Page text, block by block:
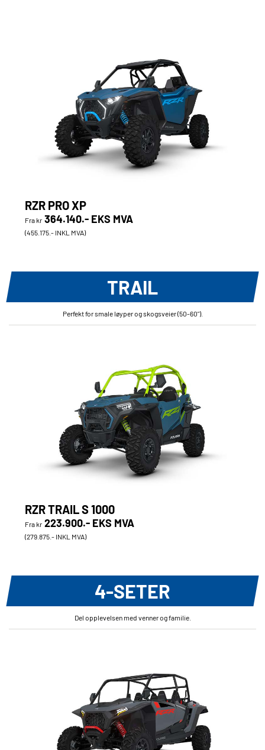
RZR PRO XP
Fra kr 364.140.- EKS MVA
(455.175.- INKL MVA)
TRAIL
Perfekt for smale løyper og skogsveier (50-60").
RZR TRAIL S 1000
Fra kr 223.900.- EKS MVA
(279.875.- INKL MVA)
4-SETER
Del opplevelsen med venner og familie.